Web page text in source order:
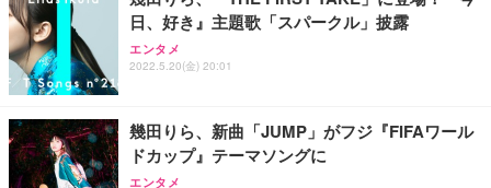
Sezlife オフィスチェア デスクチェア 疲れない テレ
ワーク チェア 強化バックレスト 30度ロッキング機
能 人間工学 椅子 腰サポート 90度跳ね上げ式アーム
務用 おしゃれ パソコンチェア (ホワイト)
ANDWINT オフィスチェア デスクチェア 肘なし メ
ッシュ 通気性 ランバーサポート付き 腰サポート ガ
【整備済み品】Dell E2724HS 27インチ 液晶モニタ
ー フルHD（1920×1080）VA 非光沢 HDMI/DisplayP
ort/VGA スピーカー内蔵 高さ調整 スイベル VESA対
【MiniLED/24.5inch/280Hz/FHD】GRAPHT THE S
HOOTER Gaming Monitor 24” Essential ゲーミン
Smart Basic(スマートベーシック) 【Amazon.co.jp
限定】 Smart Basic アイリスオーヤマ ペットシーツ
超厚型 お徳用 ワイド 100枚入 (x 1) (ケース販売)
アイリスオーヤマ ペットシーツ 超厚型 お徳用 レギ
日、好き』主題歌「スパークル」披露
エンタメ
2022.5.20(金) 20:01
幾田りら、新曲「JUMP」がフジ『FIFAワール
ドカップ』テーマソングに
エンタメ